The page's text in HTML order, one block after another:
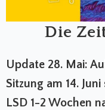
Die
Update 28. Mai:
Sitzung am 14.
LSD 1-2 Wochen